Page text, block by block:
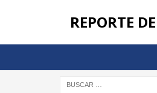
REPORTE